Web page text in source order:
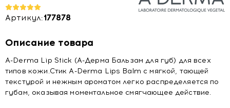
Артикул:177878
Описание товара
A-Derma Lip Stick (А-Дерма Бальзам для губ) для всех
типов кожи.Стик A-Derma Lips Balm с мягкой, тающей
текстурой и нежным ароматом легко распределяется по
губам, оказывая моментальное смягчающее действие.